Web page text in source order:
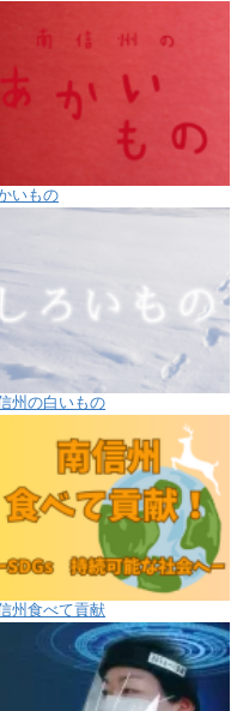
いもの
州の白いもの
州食べて貢献